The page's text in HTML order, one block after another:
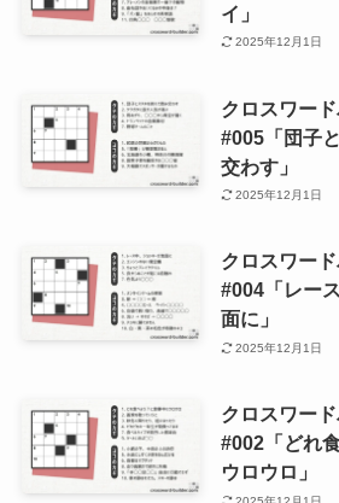
イ」
2025年12月1日
クロスワー
#005「団子
交わす」
2025年12月1日
クロスワー
#004「レー
面に」
2025年12月1日
クロスワー
#002「どれ
ウロウロ」